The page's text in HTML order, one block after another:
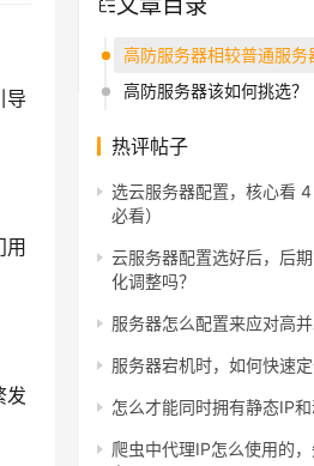
导
用
发
高防服务器相较普通服务
高防服务器该如何挑选？
热评帖子
选云服务器配置，核心看
必看）
云服务器配置选好后，后
化调整吗？
服务器怎么配置来应对高并
服务器宕机时，如何快速定
怎么才能同时拥有静态IP和
爬虫中代理IP怎么使用的